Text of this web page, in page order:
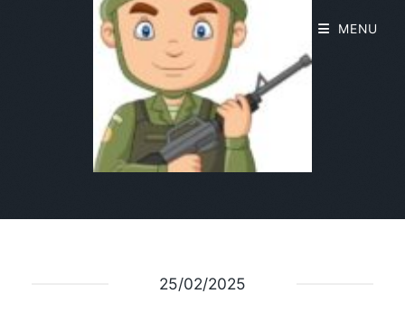
25/02/2025
MENU